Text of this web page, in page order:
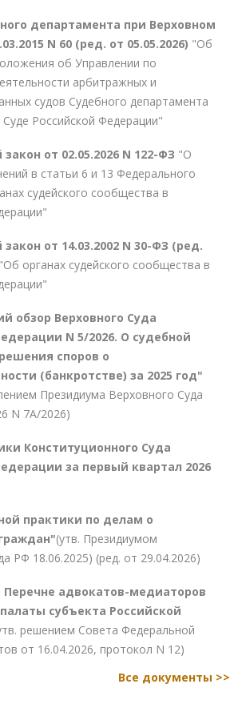
департамента при Верховном
N 60 (ред. от 05.05.2026) "Об
об Управлении по
арбитражных и
судов Судебного департамента
Российской Федерации"
от 02.05.2026 N 122-ФЗ "О
в статьи 6 и 13 Федерального
судейского сообщества в
от 14.03.2002 N 30-ФЗ (ред.
"Об органах судейского сообщества в
обзор Верховного Суда
N 5/2026. О судебной
споров о
(банкротстве) за 2025 год"
Президиума Верховного Суда
N 7А/2026)
Конституционного Суда
за первый квартал 2026
практики по делам о
(утв. Президиумом
РФ 18.06.2025) (ред. от 29.04.2026)
адвокатов-медиаторов
субъекта Российской
решением Совета Федеральной
от 16.04.2026, протокол N 12)
Все документы >>